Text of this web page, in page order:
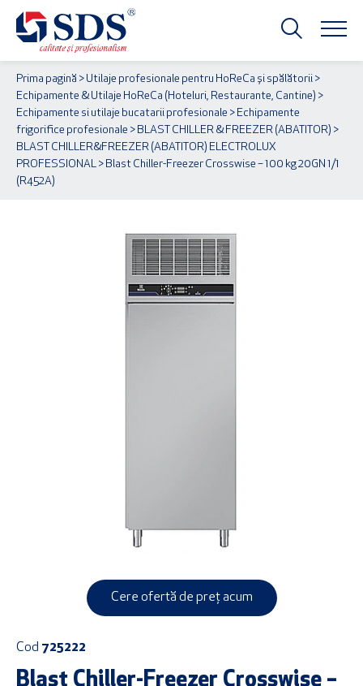
Prima pagină > Utilaje profesionale pentru HoReCa și spălătorii >
Echipamente & Utilaje HoReCa (Hoteluri, Restaurante, Cantine) >
Echipamente si utilaje bucatarii profesionale > Echipamente
frigorifice profesionale > BLAST CHILLER & FREEZER (ABATITOR) >
BLAST CHILLER&FREEZER (ABATITOR) ELECTROLUX
PROFESSIONAL > Blast Chiller-Freezer Crosswise – 100 kg 20GN 1/1
(R452A)
Cere ofertă de preț acum
Cod 725222
Blast Chiller-Freezer Crosswise –